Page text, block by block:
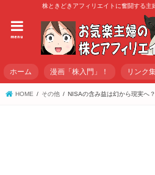
株ときどきアフィリエイトに奮闘する
menu
ホーム 漫画「株入門」！ リンク
HOME その他 NISAの含み益は幻から現実へ